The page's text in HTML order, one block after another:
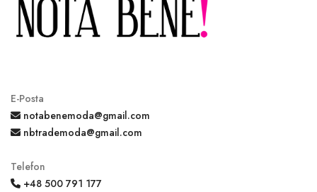
E-Posta
notabenemoda@gmail.com
nbtrademoda@gmail.com
Telefon
+48 500 791 177